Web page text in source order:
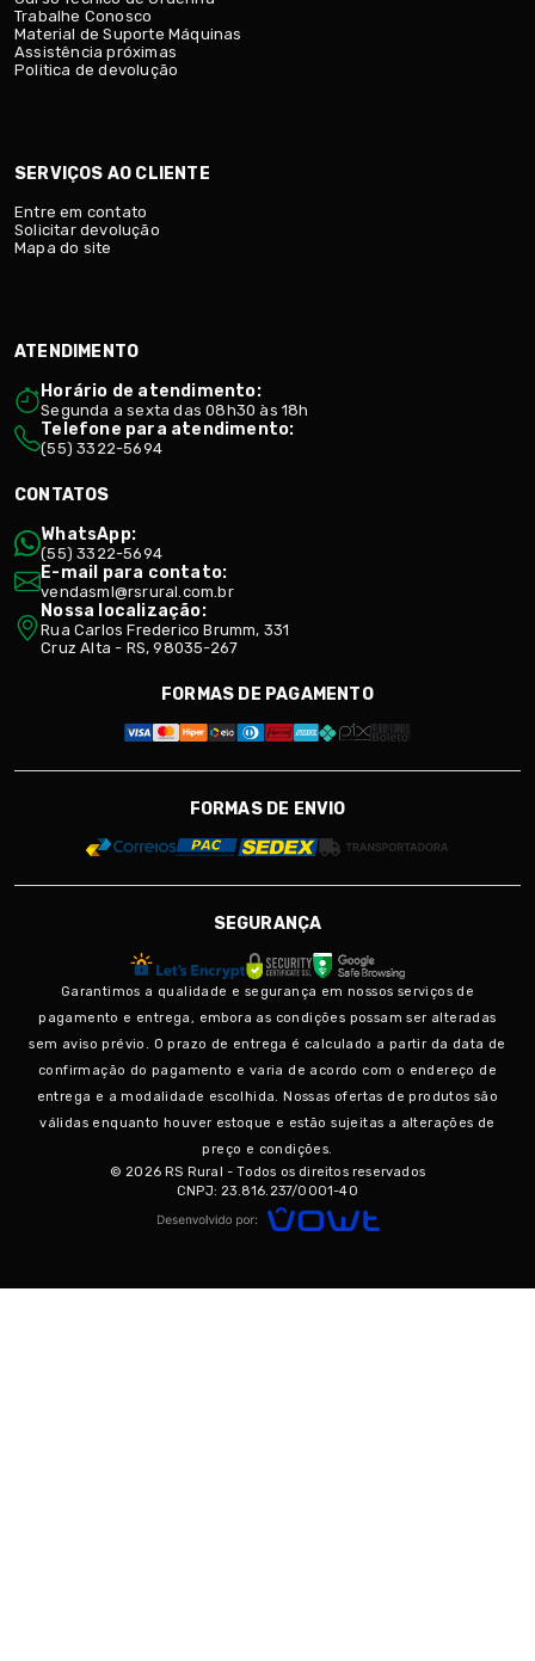
Trabalhe Conosco
Material de Suporte Máquinas
Assistência próximas
Politica de devolução
SERVIÇOS AO CLIENTE
Entre em contato
Solicitar devolução
Mapa do site
ATENDIMENTO
Horário de atendimento:
Segunda a sexta das 08h30 às 18h
Telefone para atendimento:
(55) 3322-5694
CONTATOS
WhatsApp:
(55) 3322-5694
E-mail para contato:
vendasml@rsrural.com.br
Nossa localização:
Rua Carlos Frederico Brumm, 331
Cruz Alta - RS, 98035-267
FORMAS DE PAGAMENTO
FORMAS DE ENVIO
SEGURANÇA
Garantimos a qualidade e segurança em nossos serviços de
pagamento e entrega, embora as condições possam ser alteradas
sem aviso prévio. O prazo de entrega é calculado a partir da data de
confirmação do pagamento e varia de acordo com o endereço de
entrega e a modalidade escolhida. Nossas ofertas de produtos são
válidas enquanto houver estoque e estão sujeitas a alterações de
preço e condições.
© 2026 RS Rural - Todos os direitos reservados
CNPJ: 23.816.237/0001-40